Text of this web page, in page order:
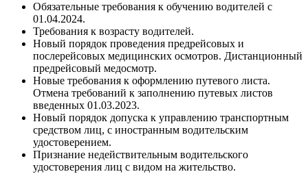
Обязательные требования к обучению водителей с
01.04.2024.
Требования к возрасту водителей.
Новый порядок проведения предрейсовых и
послерейсовых медицинских осмотров. Дистанционный
предрейсовый медосмотр.
Новые требования к оформлению путевого листа.
Отмена требований к заполнению путевых листов
введенных 01.03.2023.
Новый порядок допуска к управлению транспортным
средством лиц, с иностранным водительским
удостоверением.
Признание недействительным водительского
удостоверения лиц с видом на жительство.